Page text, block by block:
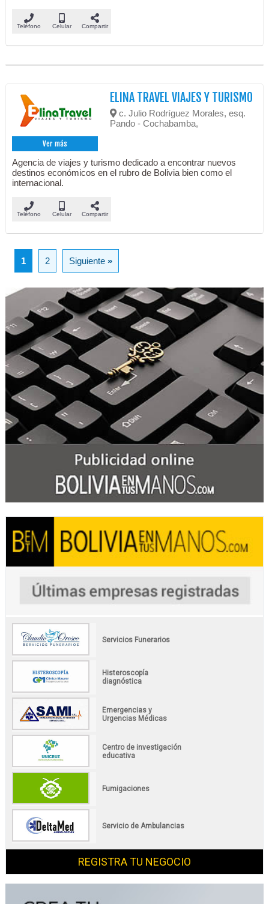
Teléfono Celular Compartir
Ver más
ELINA TRAVEL VIAJES Y TURISMO
c. Julio Rodríguez Morales, esq.
Pando - Cochabamba,
Agencia de viajes y turismo dedicado a encontrar nuevos
destinos económicos en el rubro de Bolivia bien como el
internacional.
Teléfono Celular Compartir
1 2 Siguiente»
Servicios Funerarios
Histeroscopía
diagnóstica
Emergencias y
Urgencias Médicas
Centro de investigación
educativa
Fumigaciones
Servicio de Ambulancias
REGISTRA TU NEGOCIO